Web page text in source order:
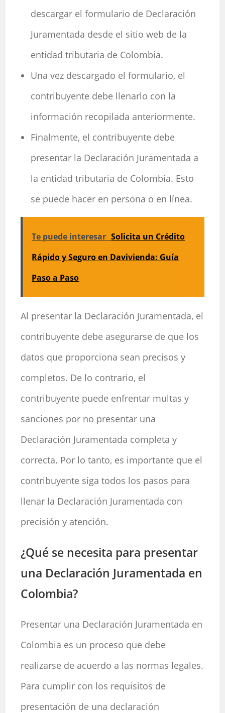
descargar el formulario de Declaración
Juramentada desde el sitio web de la
entidad tributaria de Colombia.
Una vez descargado el formulario, el
contribuyente debe llenarlo con la
información recopilada anteriormente.
Finalmente, el contribuyente debe
presentar la Declaración Juramentada a
la entidad tributaria de Colombia. Esto
se puede hacer en persona o en línea.
Te puede interesar Solicita un Crédito
Rápido y Seguro en Davivienda: Guía
Paso a Paso
Al presentar la Declaración Juramentada, el
contribuyente debe asegurarse de que los
datos que proporciona sean precisos y
completos. De lo contrario, el
contribuyente puede enfrentar multas y
sanciones por no presentar una
Declaración Juramentada completa y
correcta. Por lo tanto, es importante que el
contribuyente siga todos los pasos para
llenar la Declaración Juramentada con
precisión y atención.
¿Qué se necesita para presentar
una Declaración Juramentada en
Colombia?
Presentar una Declaración Juramentada en
Colombia es un proceso que debe
realizarse de acuerdo a las normas legales.
Para cumplir con los requisitos de
presentación de una declaración